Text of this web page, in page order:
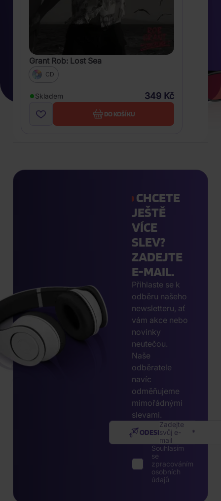
Grant Rob: Lost Sea
CD
Skladem 349 Kč
DO KOŠÍKU
CHCETE
JEŠTĚ
VÍCE
SLEV?
ZADEJTE
E-MAIL.
Přihlaste se k
odběru našeho
newsletteru, ať
vám akce nebo
novinky
neutečou.
Naše
odběratele
navíc
odměňujeme
mimořádnými
slevami.
Zadejte
svůj e-
mail
ODESLAT
Souhlasím
se
zpracováním
osobních
údajů